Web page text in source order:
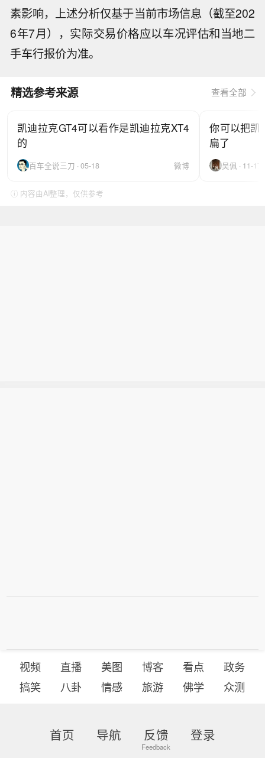
素影响，上述分析仅基于当前市场信息（截至202
6年7月），实际交易价格应以车况评估和当地二
手车行报价为准。
精选参考来源 查看全部
凯迪拉克GT4可以看作是凯迪拉克XT4
的
百车全说三刀 · 05-18 微博
你可以把凯
扁了
吴佩 · 11-17
ⓘ 内容由AI整理，仅供参考
视频 直播 美图 博客 看点
政务
搞笑
八卦 情感 旅游 佛学 众测
首页 导航 反馈 登录